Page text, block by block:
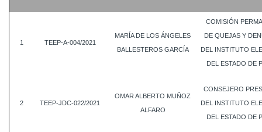
1 TEEP-A-004/2021
MARÍA DE LOS ÁNGELES
BALLESTEROS GARCÍA
COMISIÓN
DE QUEJAS Y
DEL INSTITUTO
DEL ESTADO DE
2 TEEP-JDC-022/2021
OMAR ALBERTO MUÑOZ
ALFARO
CONSEJERO
DEL INSTITUTO
DEL ESTADO DE